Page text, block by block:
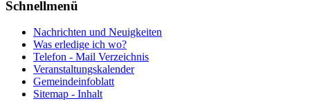
Schnellmenü
Nachrichten und Neuigkeiten
Was erledige ich wo?
Telefon - Mail Verzeichnis
Veranstaltungskalender
Gemeindeinfoblatt
Sitemap - Inhalt